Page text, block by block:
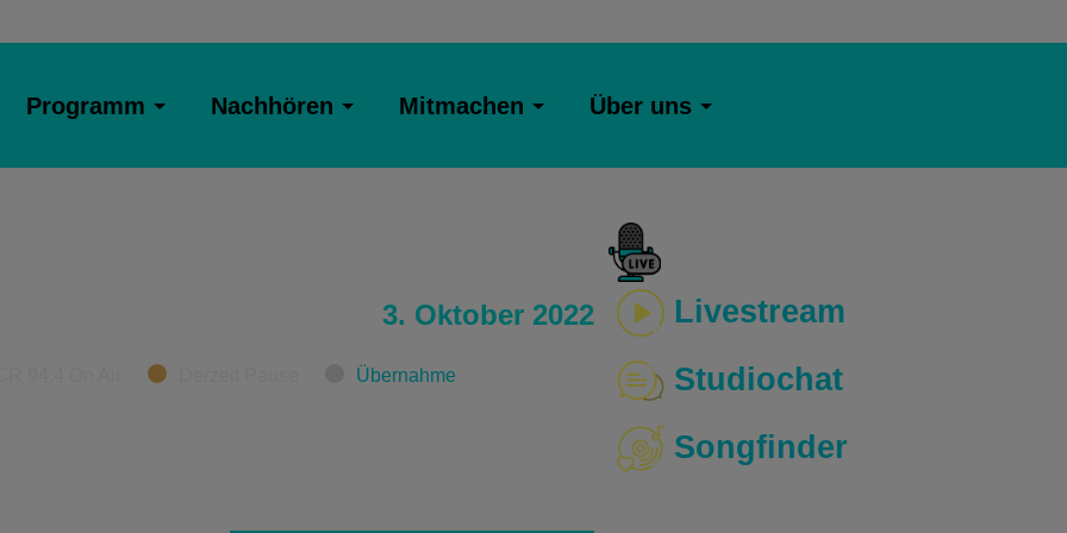
Programm Nachhören Mitmachen Über uns
3. Oktober 2022
Übernahme
Livestream
Studiochat
Songfinder